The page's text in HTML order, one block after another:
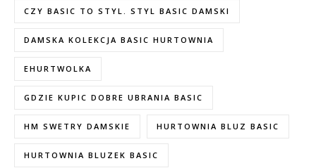
CZY BASIC TO STYL. STYL BASIC DAMSKI
DAMSKA KOLEKCJA BASIC HURTOWNIA
EHURTWOLKA
GDZIE KUPIC DOBRE UBRANIA BASIC
HM SWETRY DAMSKIE HURTOWNIA BLUZ BASIC
HURTOWNIA BLUZEK BASIC